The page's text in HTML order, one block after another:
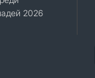
2026